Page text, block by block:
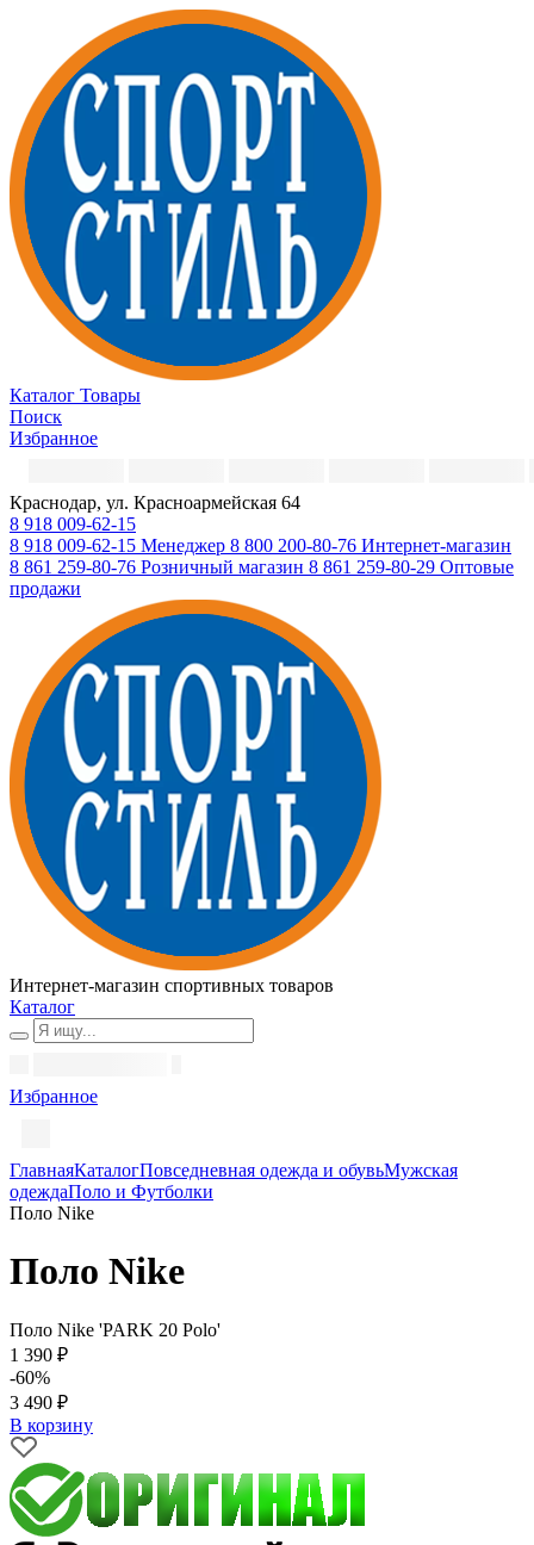
Каталог Товары
Поиск
Избранное
Краснодар, ул. Красноармейская 64
8 918 009-62-15
8 918 009-62-15 Менеджер 8 800 200-80-76 Интернет-магазин
8 861 259-80-76 Розничный магазин 8 861 259-80-29 Оптовые
продажи
Интернет-магазин спортивных товаров
Каталог
Избранное
ГлавнаяКаталогПовседневная одежда и обувьМужская
одеждаПоло и Футболки
Поло Nike
Поло Nike
Поло Nike 'PARK 20 Polo'
1 390 ₽
-60%
3 490 ₽
В корзину